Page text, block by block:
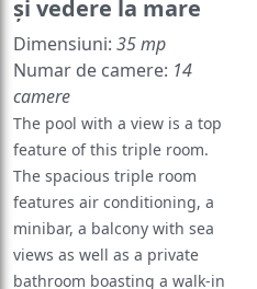
Dimensiuni: 35 mp
Numar de camere:
camere
The pool with a view is a top
feature of this triple room.
The spacious triple room
features air conditioning, a
minibar, a balcony with sea
views as well as a private
bathroom boasting a walk-in
shower. The unit has 2 beds.